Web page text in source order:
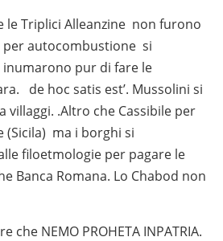
le Triplici Alleanzine non furono
per autocombustione si
pur di fare le
de hoc satis est’. Mussolini si
villaggi. .Altro che Cassibile per
(Sicila) ma i borghi si
filoetmologie per pagare le
Banca Romana. Lo Chabod non
NEMO PROHETA INPATRIA.